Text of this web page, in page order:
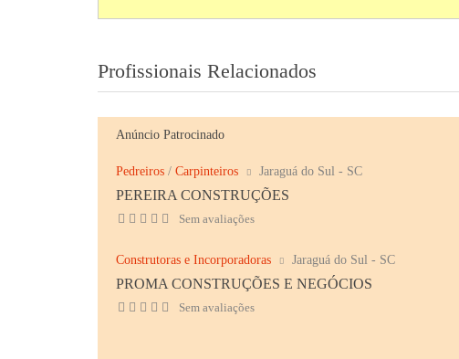
Profissionais Relacionados
Anúncio Patrocinado
Pedreiros / Carpinteiros Jaraguá do Sul - SC
PEREIRA CONSTRUÇÕES
Sem avaliações
Construtoras e Incorporadoras Jaraguá do Sul - SC
PROMA CONSTRUÇÕES E NEGÓCIOS
Sem avaliações